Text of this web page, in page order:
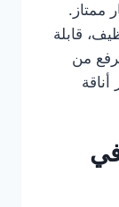
ممتاز.
قابلة
من